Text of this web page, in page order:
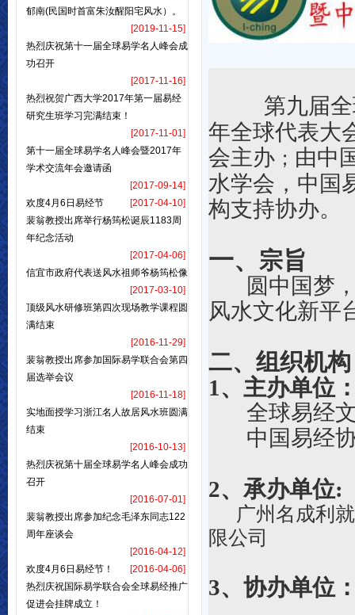
郁南(民国时首富朱汝醒阳宅风水）。
[2019-11-15]
热烈庆祝第十一届全球易学名人峰会成
功召开
[2017-11-16]
热烈祝贺广西大学2017年第一届易经
研究生班学习完满结束！
[2017-11-01]
第十一届全球易学名人峰会暨2017年
学术交流年会邀请函
[2017-09-14]
欢度4月6日易经节
[2017-04-10]
裴翁教授出席举行杨筠松诞辰1183周
年纪念活动
[2017-04-06]
信宜市政府代表送风水祖师爷杨筠松像
[2017-03-10]
顶级风水研修班第四次现场教学课程圆
满结束
[2016-11-29]
裴翁教授出席参加国际易学联合会第四
届选举会议
[2016-11-18]
实地面授学习浙江名人故居风水班圆满
结束
[2016-10-13]
热烈庆祝第十届全球易学名人峰会成功
召开
[2016-07-01]
裴翁教授出席参加纪念毛泽东同志122
周年座谈会
[2016-04-12]
欢度4月6日易经节！
[2016-04-06]
热烈庆祝国际易学联合会全球易经推广
促进会挂牌成立！
第九届
年全球代表大
会主办 ； 由中
水学会，中国
构支持协办。
一、 宗旨
圆中国梦
风水文化新平
二、 组织机构
1、主办单位
全球易
中国易经
2、承办单位:
广州名成利
限公司
3、协办单位